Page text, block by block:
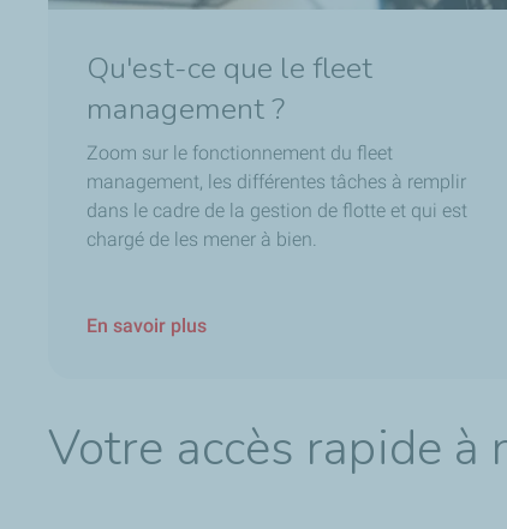
Qu'est-ce que le fleet
management ?
Zoom sur le fonctionnement du fleet
management, les différentes tâches à remplir
dans le cadre de la gestion de flotte et qui est
chargé de les mener à bien.
En savoir plus
Votre accès rapide à